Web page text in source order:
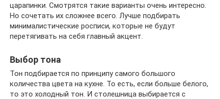
царапинки. Смотрятся такие варианты очень интересно.
Но сочетать их сложнее всего. Лучше подбирать
минималистические росписи, которые не будут
перетягивать на себя главный акцент.
Выбор тона
Тон подбирается по принципу самого большого
количества цвета на кухне. То есть, если больше белого,
то это холодный тон. И столешница выбирается с